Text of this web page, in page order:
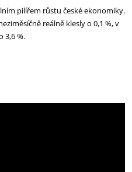
pilířem růstu české ekonomiky.
reálně klesly o 0,1 %, v
3,6 %.